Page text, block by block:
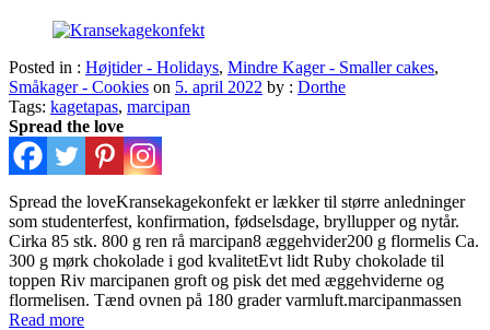
Posted in : Højtider - Holidays, Mindre Kager - Smaller cakes,
Småkager - Cookies on 5. april 2022 by : Dorthe
Tags: kagetapas, marcipan
Spread the love
Spread the loveKransekagekonfekt er lækker til større anledninger
som studenterfest, konfirmation, fødselsdage, bryllupper og nytår.
Cirka 85 stk. 800 g ren rå marcipan8 æggehvider200 g flormelis Ca.
300 g mørk chokolade i god kvalitetEvt lidt Ruby chokolade til
toppen Riv marcipanen groft og pisk det med æggehviderne og
flormelisen. Tænd ovnen på 180 grader varmluft.marcipanmassen
Read more